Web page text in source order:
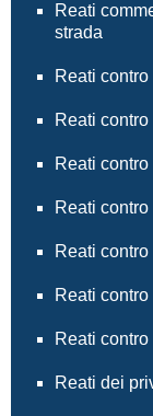
Reati
strada
Reati
Reati
Reati
Reati
Reati
Reati
Reati
Reati dei